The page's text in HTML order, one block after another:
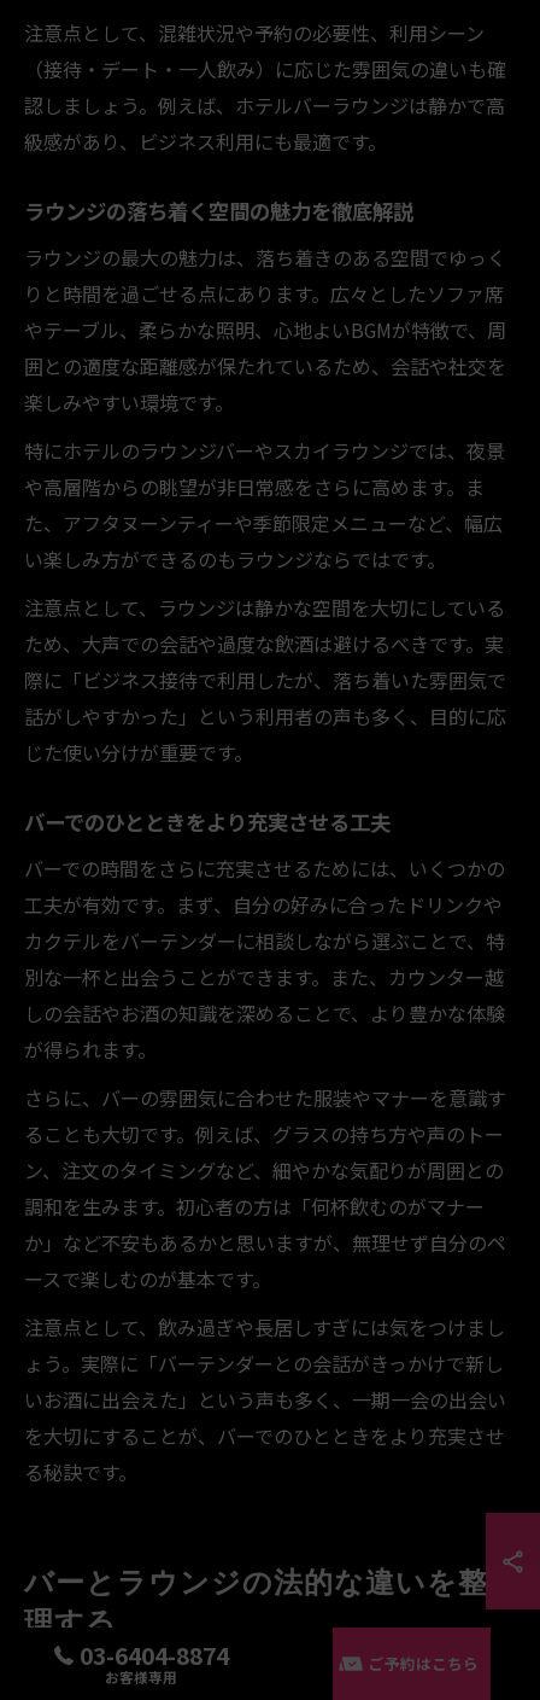
注意点として、混雑状況や予約の必要性、利用シーン
（接待・デート・一人飲み）に応じた雰囲気の違いも確
認しましょう。例えば、ホテルバーラウンジは静かで高
級感があり、ビジネス利用にも最適です。
ラウンジの落ち着く空間の魅力を徹底解説
ラウンジの最大の魅力は、落ち着きのある空間でゆっく
りと時間を過ごせる点にあります。広々としたソファ席
やテーブル、柔らかな照明、心地よいBGMが特徴で、周
囲との適度な距離感が保たれているため、会話や社交を
楽しみやすい環境です。
特にホテルのラウンジバーやスカイラウンジでは、夜景
や高層階からの眺望が非日常感をさらに高めます。ま
た、アフタヌーンティーや季節限定メニューなど、幅広
い楽しみ方ができるのもラウンジならではです。
注意点として、ラウンジは静かな空間を大切にしている
ため、大声での会話や過度な飲酒は避けるべきです。実
際に「ビジネス接待で利用したが、落ち着いた雰囲気で
話がしやすかった」という利用者の声も多く、目的に応
じた使い分けが重要です。
バーでのひとときをより充実させる工夫
バーでの時間をさらに充実させるためには、いくつかの
工夫が有効です。まず、自分の好みに合ったドリンクや
カクテルをバーテンダーに相談しながら選ぶことで、特
別な一杯と出会うことができます。また、カウンター越
しの会話やお酒の知識を深めることで、より豊かな体験
が得られます。
さらに、バーの雰囲気に合わせた服装やマナーを意識す
ることも大切です。例えば、グラスの持ち方や声のトー
ン、注文のタイミングなど、細やかな気配りが周囲との
調和を生みます。初心者の方は「何杯飲むのがマナー
か」など不安もあるかと思いますが、無理せず自分のペ
ースで楽しむのが基本です。
注意点として、飲み過ぎや長居しすぎには気をつけまし
ょう。実際に「バーテンダーとの会話がきっかけで新し
いお酒に出会えた」という声も多く、一期一会の出会い
を大切にすることが、バーでのひとときをより充実させ
る秘訣です。
バーとラウンジの法的な違いを整
理する
03-6404-8874
お客様専用
ご予約はこちら